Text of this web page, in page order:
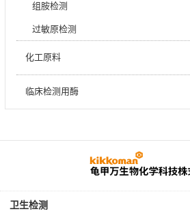
组胺检测
过敏原检测
化工原料
临床检测用酶
卫生检测